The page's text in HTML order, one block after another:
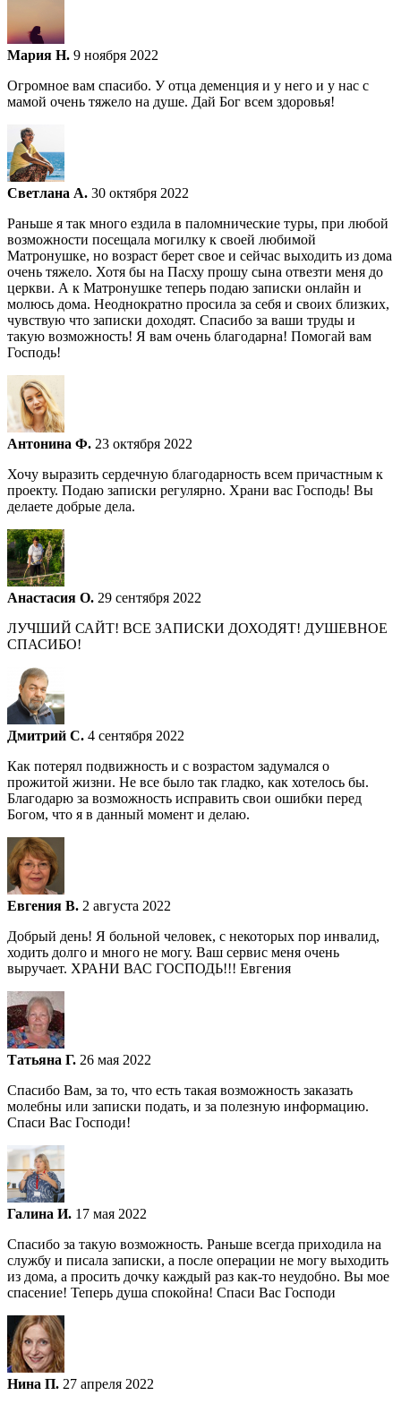
Мария Н. 9 ноября 2022
Огромное вам спасибо. У отца деменция и у него и у нас с
мамой очень тяжело на душе. Дай Бог всем здоровья!
Светлана А. 30 октября 2022
Раньше я так много ездила в паломнические туры, при любой
возможности посещала могилку к своей любимой
Матронушке, но возраст берет свое и сейчас выходить из дома
очень тяжело. Хотя бы на Пасху прошу сына отвезти меня до
церкви. А к Матронушке теперь подаю записки онлайн и
молюсь дома. Неоднократно просила за себя и своих близких,
чувствую что записки доходят. Спасибо за ваши труды и
такую возможность! Я вам очень благодарна! Помогай вам
Господь!
Антонина Ф. 23 октября 2022
Хочу выразить сердечную благодарность всем причастным к
проекту. Подаю записки регулярно. Храни вас Господь! Вы
делаете добрые дела.
Анастасия О. 29 сентября 2022
ЛУЧШИЙ САЙТ! ВСЕ ЗАПИСКИ ДОХОДЯТ! ДУШЕВНОЕ
СПАСИБО!
Дмитрий С. 4 сентября 2022
Как потерял подвижность и с возрастом задумался о
прожитой жизни. Не все было так гладко, как хотелось бы.
Благодарю за возможность исправить свои ошибки перед
Богом, что я в данный момент и делаю.
Евгения В. 2 августа 2022
Добрый день! Я больной человек, с некоторых пор инвалид,
ходить долго и много не могу. Ваш сервис меня очень
выручает. ХРАНИ ВАС ГОСПОДЬ!!! Евгения
Татьяна Г. 26 мая 2022
Спасибо Вам, за то, что есть такая возможность заказать
молебны или записки подать, и за полезную информацию.
Спаси Вас Господи!
Галина И. 17 мая 2022
Спасибо за такую возможность. Раньше всегда приходила на
службу и писала записки, а после операции не могу выходить
из дома, а просить дочку каждый раз как-то неудобно. Вы мое
спасение! Теперь душа спокойна! Спаси Вас Господи
Нина П. 27 апреля 2022